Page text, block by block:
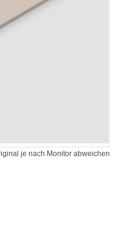
je nach Monitor abweichen